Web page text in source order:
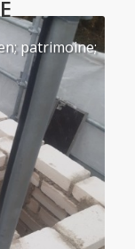
patrimoine;